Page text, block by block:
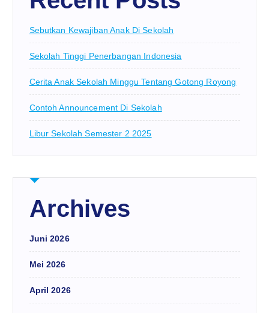
Sebutkan Kewajiban Anak Di Sekolah
Sekolah Tinggi Penerbangan Indonesia
Cerita Anak Sekolah Minggu Tentang Gotong Royong
Contoh Announcement Di Sekolah
Libur Sekolah Semester 2 2025
Archives
Juni 2026
Mei 2026
April 2026